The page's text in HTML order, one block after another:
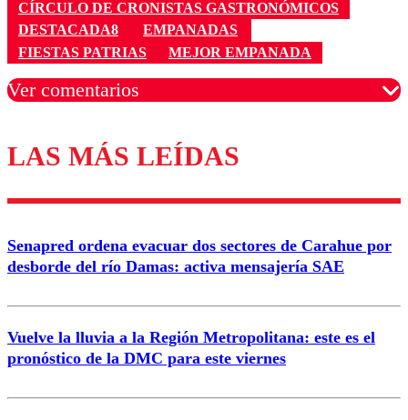
CÍRCULO DE CRONISTAS GASTRONÓMICOS
DESTACADA8
EMPANADAS
FIESTAS PATRIAS
MEJOR EMPANADA
Ver comentarios
Los comentarios son moderados para garantizar un
diálogo respetuoso.
Correo
Enviar comentario
LAS MÁS LEÍDAS
Senapred ordena evacuar dos sectores de Carahue por
desborde del río Damas: activa mensajería SAE
Vuelve la lluvia a la Región Metropolitana: este es el
pronóstico de la DMC para este viernes